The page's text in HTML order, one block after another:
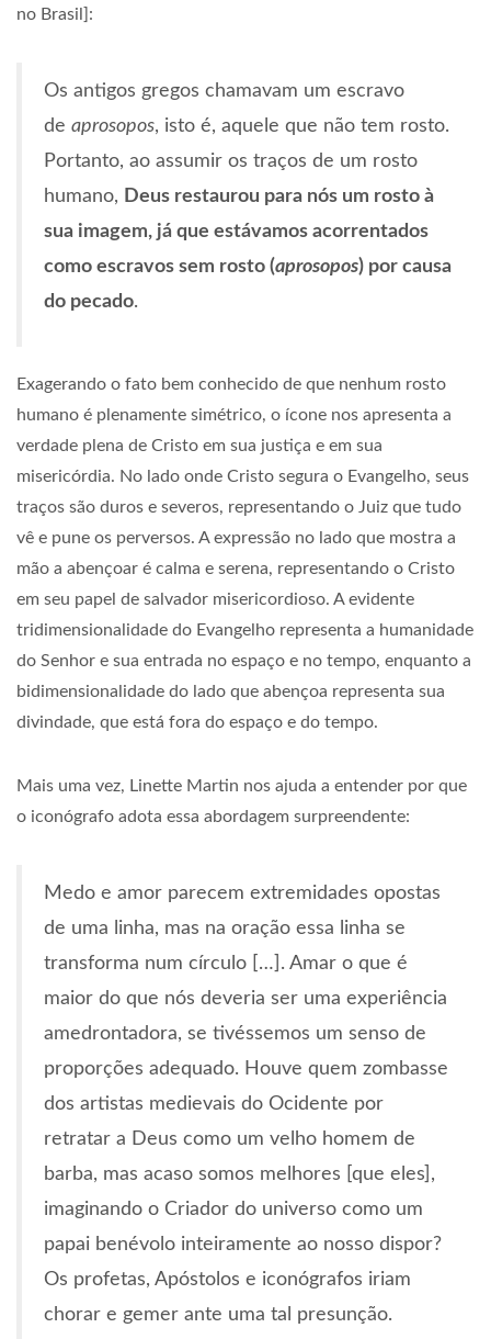
no Brasil]:
Os antigos gregos chamavam um escravo
de aprosopos, isto é, aquele que não tem rosto.
Portanto, ao assumir os traços de um rosto
humano, Deus restaurou para nós um rosto à
sua imagem, já que estávamos acorrentados
como escravos sem rosto (aprosopos) por causa
do pecado.
Exagerando o fato bem conhecido de que nenhum rosto
humano é plenamente simétrico, o ícone nos apresenta a
verdade plena de Cristo em sua justiça e em sua
misericórdia. No lado onde Cristo segura o Evangelho, seus
traços são duros e severos, representando o Juiz que tudo
vê e pune os perversos. A expressão no lado que mostra a
mão a abençoar é calma e serena, representando o Cristo
em seu papel de salvador misericordioso. A evidente
tridimensionalidade do Evangelho representa a humanidade
do Senhor e sua entrada no espaço e no tempo, enquanto a
bidimensionalidade do lado que abençoa representa sua
divindade, que está fora do espaço e do tempo.
Mais uma vez, Linette Martin nos ajuda a entender por que
o iconógrafo adota essa abordagem surpreendente:
Medo e amor parecem extremidades opostas
de uma linha, mas na oração essa linha se
transforma num círculo […]. Amar o que é
maior do que nós deveria ser uma experiência
amedrontadora, se tivéssemos um senso de
proporções adequado. Houve quem zombasse
dos artistas medievais do Ocidente por
retratar a Deus como um velho homem de
barba, mas acaso somos melhores [que eles],
imaginando o Criador do universo como um
papai benévolo inteiramente ao nosso dispor?
Os profetas, Apóstolos e iconógrafos iriam
chorar e gemer ante uma tal presunção.